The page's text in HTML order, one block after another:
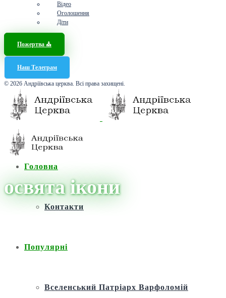
Відео
Оголошення
Діти
Пожертва ⛪️
Наш Телеграм
© 2026 Андріївська церква. Всі права захищені.
Головна
Контакти
Популярні
Вселенський Патріарх Варфоломій
освята ікони